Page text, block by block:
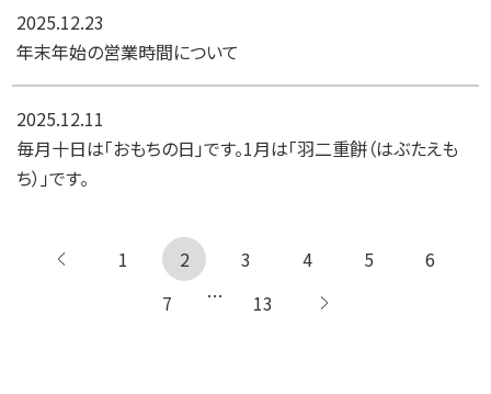
2025.12.23
年末年始の営業時間について
2025.12.11
毎月十日は「おもちの日」です。1月は「羽二重餅（はぶたえも
ち）」です。
← 前へ
1 2 3 4 5
6
7
… 13